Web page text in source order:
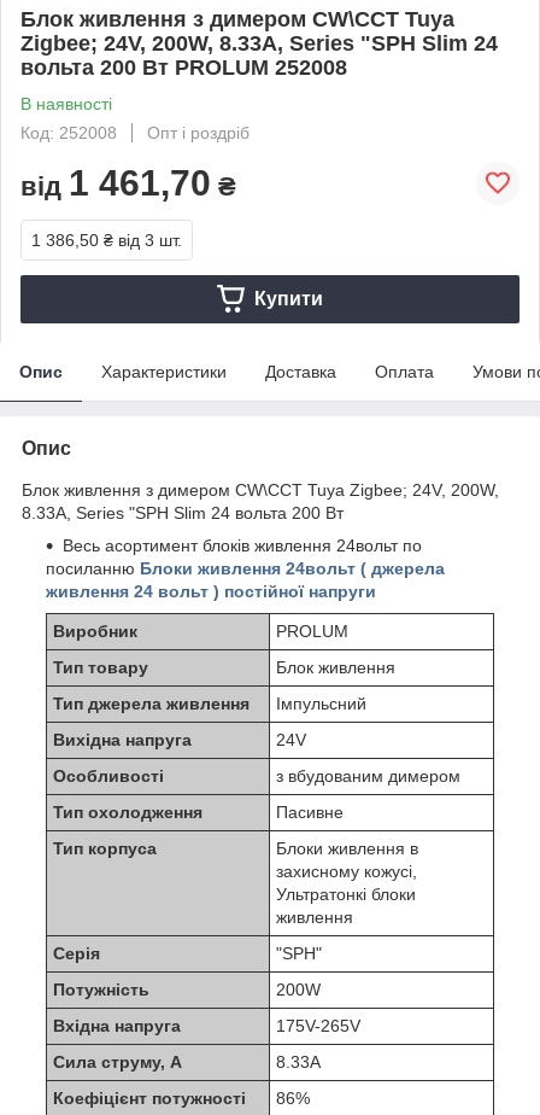
Блок живлення з димером СW\ССТ Tuya
Zigbee; 24V, 200W, 8.33А, Series "SPH Slim 24
вольта 200 Вт PROLUM 252008
В наявності
Код: 252008
Опт і роздріб
від 1 461,70 ₴
1 386,50 ₴ від 3 шт.
Купити
Опис Характеристики Доставка Оплата Умови
Опис
Блок живлення з димером СW\ССТ Tuya Zigbee; 24V, 200W,
8.33А, Series "SPH Slim 24 вольта 200 Вт
Весь асортимент блоків живлення 24вольт по
посиланню Блоки живлення 24вольт ( джерела
живлення 24 вольт ) постійної напруги
Виробник
PROLUM
Тип товару
Блок живлення
Тип джерела живлення
Імпульсний
Вихідна напруга
24V
Особливості
з вбудованим димером
Тип охолодження
Пасивне
Тип корпуса
Блоки живлення в
захисному кожусі,
Ультратонкі блоки
живлення
Серія
"SPH"
Потужність
200W
Вхідна напруга
175V-265V
Сила струму, А
8.33А
Коефіцієнт потужності
86%